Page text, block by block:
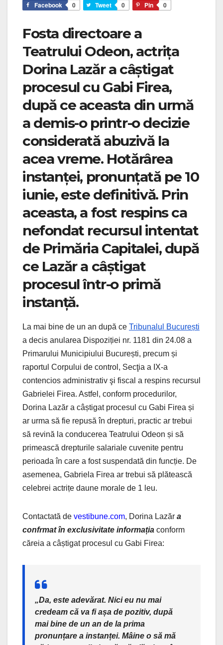
Facebook 0 Tweet 0 Pin 0
Fosta directoare a
Teatrului Odeon, actrița
Dorina Lazăr a câștigat
procesul cu Gabi Firea,
după ce aceasta din urmă
a demis-o printr-o decizie
considerată abuzivă la
acea vreme. Hotărârea
instanței, pronunțată pe 10
iunie, este definitivă. Prin
aceasta, a fost respins ca
nefondat recursul intentat
de Primăria Capitalei, după
ce Lazăr a câștigat
procesul într-o primă
instanță.
La mai bine de un an după ce Tribunalul București
a decis anularea Dispoziției nr. 1181 din 24.08 a
Primarului Municipiului București, precum și
raportul Corpului de control, Secţia a IX-a
contencios administrativ şi fiscal a respins recursul
Gabrielei Firea. Astfel, conform procedurilor,
Dorina Lazăr a câștigat procesul cu Gabi Firea și
ar urma să fie repusă în drepturi, practic ar trebui
să revină la conducerea Teatrului Odeon și să
primească drepturile salariale cuvenite pentru
perioada în care a fost suspendată din funcție. De
asemenea, Gabriela Firea ar trebui să plătească
celebrei actrițe daune morale de 1 leu.
Contactată de vestibune.com, Dorina Lazăr a
confrmat în exclusivitate informația conform
căreia a câștigat procesul cu Gabi Firea:
„Da, este adevărat. Nici eu nu mai
credeam că va fi așa de pozitiv, după
mai bine de un an de la prima
pronunțare a instanței. Mâine o să mă